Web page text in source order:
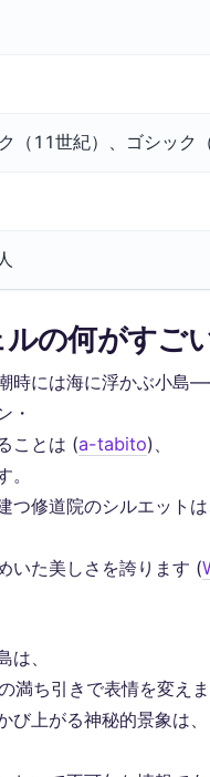
（11世紀）、ゴシック
の何がすご
時には海に浮かぶ小島
・
ことは (a-tabito)、
つ修道院のシルエット
いた美しさを誇ります (
、
満ち引きで表情を変え
上がる神秘的景象は、